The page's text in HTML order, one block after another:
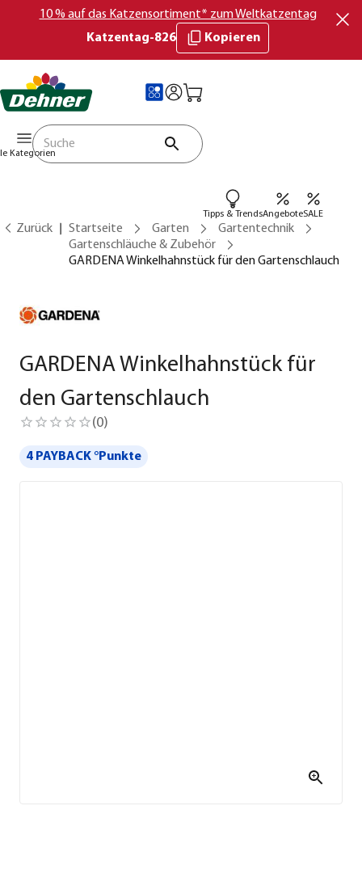
10 % auf das Katzensortiment* zum Weltkatzentag
Katzentag-826
Kopieren
Kategorien
Tipps & TrendsAngeboteSALE
Zurück Startseite Garten
Gartentechnik
Gartenschläuche & Zubehör
GARDENA Winkelhahnstück für den Gartenschlauch
GARDENA Winkelhahnstück für
den Gartenschlauch
(0)
4 PAYBACK °Punkte